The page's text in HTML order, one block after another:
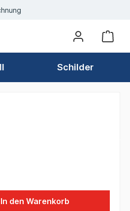
Schilder
In den Warenkorb